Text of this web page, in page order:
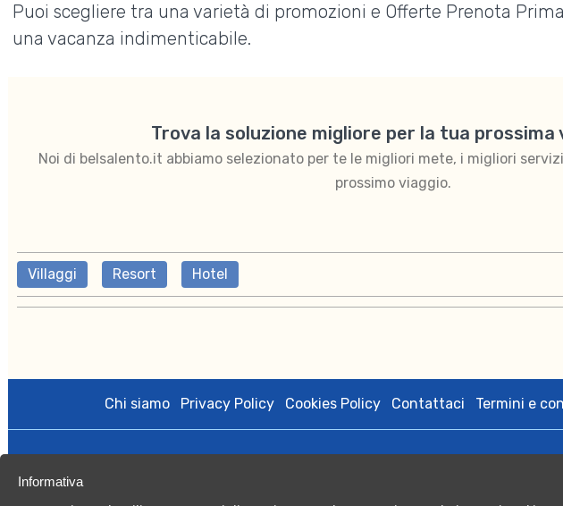
Puoi scegliere tra una varietà di promozioni e Offerte Prenota
una vacanza indimenticabile.
Trova la soluzione migliore per la tua prossima
Noi di belsalento.it abbiamo selezionato per te le migliori mete, i migliori
prossimo viaggio.
Villaggi Resort Hotel
Chi siamo Privacy Policy Cookies Policy Contattaci Termini e
licenza amministrativa n.0079508 del 27/10/2020; Registro Imprese CCIAA di Lecce n.
Informativa